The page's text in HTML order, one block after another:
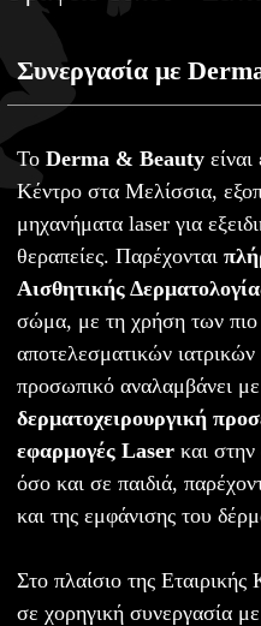
Συνεργασία με
Το Derma & Beauty
Κέντρο στα Μελίσσια,
μηχανήματα laser για
θεραπείες. Παρέχονται
Αισθητικής
σώμα, με τη χρήση των πιο
αποτελεσματικών
προσωπικό αναλαμβάνει
δερματοχειρουργική
εφαρμογές Laser και στην
όσο και σε παιδιά,
και της εμφάνισης του
Στο πλαίσιο της
σε χορηγική συνεργασία